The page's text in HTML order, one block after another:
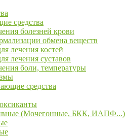
средства
болезней крови
обмена веществ
лечения костей
лечения суставов
боли, температуры
средства
(Мочегонные, БКК, ИАПФ...)